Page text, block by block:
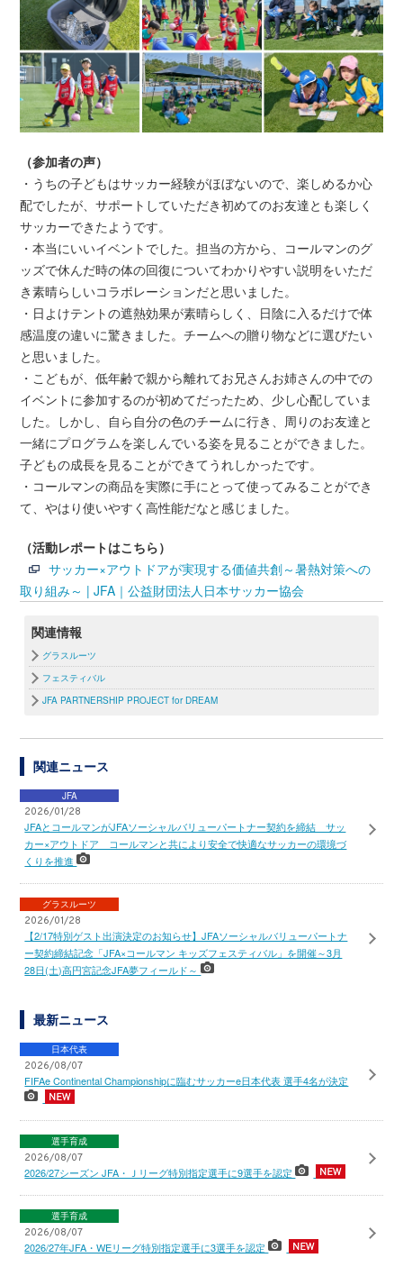
（参加者の声）
・うちの子どもはサッカー経験がほぼないので、楽しめるか心
配でしたが、サポートしていただき初めてのお友達とも楽しく
サッカーできたようです。
・本当にいいイベントでした。担当の方から、コールマンのグ
ッズで休んだ時の体の回復についてわかりやすい説明をいただ
き素晴らしいコラボレーションだと思いました。
・日よけテントの遮熱効果が素晴らしく、日陰に入るだけで体
感温度の違いに驚きました。チームへの贈り物などに選びたい
と思いました。
・こどもが、低年齢で親から離れてお兄さんお姉さんの中での
イベントに参加するのが初めてだったため、少し心配していま
した。しかし、自ら自分の色のチームに行き、周りのお友達と
一緒にプログラムを楽しんでいる姿を見ることができました。
子どもの成長を見ることができてうれしかったです。
・コールマンの商品を実際に手にとって使ってみることができ
て、やはり使いやすく高性能だなと感じました。
（活動レポートはこちら）
サッカー×アウトドアが実現する価値共創～暑熱対策への
取り組み～ | JFA｜公益財団法人日本サッカー協会
関連情報
グラスルーツ
フェスティバル
JFA PARTNERSHIP PROJECT for DREAM
関連ニュース
JFA
2026/01/28
JFAとコールマンがJFAソーシャルバリューパートナー契約を締結 サッ
カー×アウトドア コールマンと共により安全で快適なサッカーの環境づ
くりを推進
グラスルーツ
2026/01/28
【2/17特別ゲスト出演決定のお知らせ】JFAソーシャルバリューパートナ
ー契約締結記念「JFA×コールマン キッズフェスティバル」を開催～3月
28日(土)高円宮記念JFA夢フィールド～
最新ニュース
日本代表
2026/08/07
FIFAe Continental Championshipに臨むサッカーe日本代表 選手4名が決定
選手育成
2026/08/07
2026/27シーズン JFA・Ｊリーグ特別指定選手に9選手を認定
選手育成
2026/08/07
2026/27年JFA・WEリーグ特別指定選手に3選手を認定